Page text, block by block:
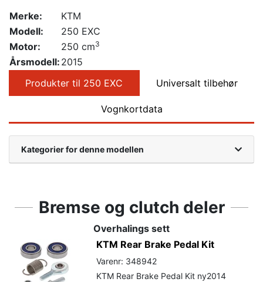
Merke:
KTM
Modell:
250 EXC
Motor:
250 cm3
Årsmodell: 2015
Produkter til 250 EXC
Universalt tilbehør
Vognkortdata
Kategorier for denne modellen
Bremse og clutch deler
Overhalings sett
KTM Rear Brake Pedal Kit
Varenr: 348942
KTM Rear Brake Pedal Kit ny2014